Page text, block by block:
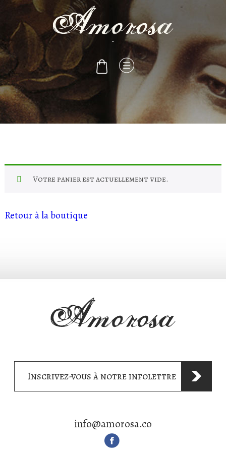
-
Votre panier est actuellement vide.
Retour à la boutique
Inscrivez-vous à notre infolettre
info@amorosa.co